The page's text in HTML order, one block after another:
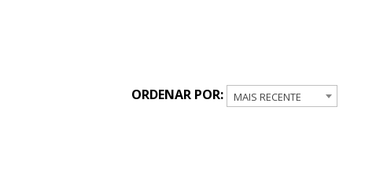
ORDENAR POR: MAIS RECENTE